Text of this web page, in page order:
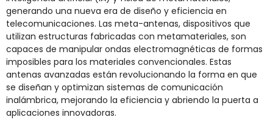
generando una nueva era de diseño y eficiencia en
telecomunicaciones. Las meta-antenas, dispositivos que
utilizan estructuras fabricadas con metamateriales, son
capaces de manipular ondas electromagnéticas de formas
imposibles para los materiales convencionales. Estas
antenas avanzadas están revolucionando la forma en que
se diseñan y optimizan sistemas de comunicación
inalámbrica, mejorando la eficiencia y abriendo la puerta a
aplicaciones innovadoras.